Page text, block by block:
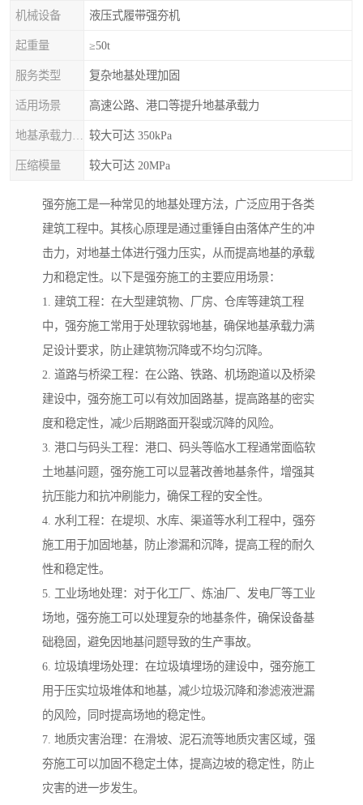
机械设备 液压式履带强夯机
起重量 ≥50t
服务类型 复杂地基处理加固
适用场景 高速公路、港口等提升地基承载力
较大可达 350kPa
压缩模量 较大可达 20MPa
强夯施工是一种常见的地基处理方法，广泛应用于各类
建筑工程中。其核心原理是通过重锤自由落体产生的冲
击力，对地基土体进行强力压实，从而提高地基的承载
力和稳定性。以下是强夯施工的主要应用场景：
1. 建筑工程：在大型建筑物、厂房、仓库等建筑工程
中，强夯施工常用于处理软弱地基，确保地基承载力满
足设计要求，防止建筑物沉降或不均匀沉降。
2. 道路与桥梁工程：在公路、铁路、机场跑道以及桥梁
建设中，强夯施工可以有效加固路基，提高路基的密实
度和稳定性，减少后期路面开裂或沉降的风险。
3. 港口与码头工程：港口、码头等临水工程通常面临软
土地基问题，强夯施工可以显著改善地基条件，增强其
抗压能力和抗冲刷能力，确保工程的安全性。
4. 水利工程：在堤坝、水库、渠道等水利工程中，强夯
施工用于加固地基，防止渗漏和沉降，提高工程的耐久
性和稳定性。
5. 工业场地处理：对于化工厂、炼油厂、发电厂等工业
场地，强夯施工可以处理复杂的地基条件，确保设备基
础稳固，避免因地基问题导致的生产事故。
6. 垃圾填埋场处理：在垃圾填埋场的建设中，强夯施工
用于压实垃圾堆体和地基，减少垃圾沉降和渗滤液泄漏
的风险，同时提高场地的稳定性。
7. 地质灾害治理：在滑坡、泥石流等地质灾害区域，强
夯施工可以加固不稳定土体，提高边坡的稳定性，防止
灾害的进一步发生。